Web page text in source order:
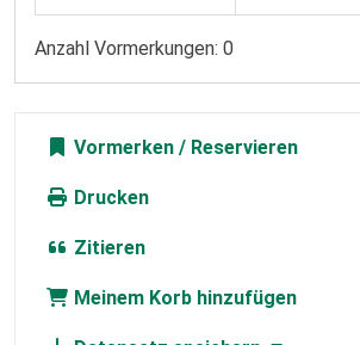
Anzahl Vormerkungen: 0
Vormerken
Drucken
Zitieren
Meinem Korb hinzufügen